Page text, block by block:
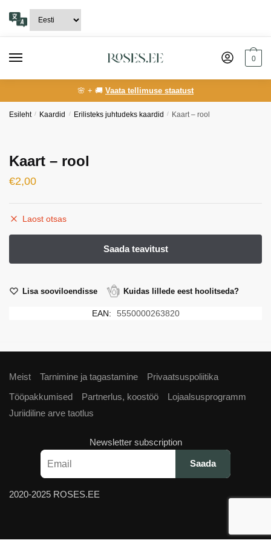
navigation
content
0
🌸 + 🚚 Vaata tellimuse staatust
Esileht / Kaardid / Erilisteks juhtudeks kaardid / Kaart – rool
Kaart – rool
€2,00
Laost otsas
Lisa sooviloendisse Kuidas lillede eest hoolitseda?
EAN: 5550000263820
Meist Tarnimine ja tagastamine
Privaatsuspoliitika
Tööpakkumised
Partnerlus, koostöö
Lojaalsusprogramm
Juriidiline arve taotlus
Newsletter subscription
2020-2025 ROSES.EE